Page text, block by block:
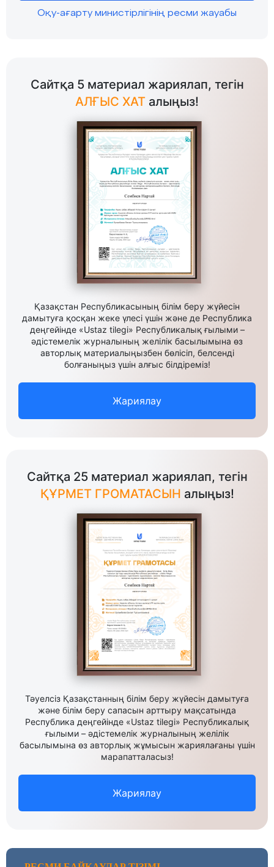
Оқу-ағарту министірлігінің ресми жауабы
Сайтқа 5 материал жариялап, тегін
АЛҒЫС ХАТ алыңыз!
Қазақстан Республикасының білім беру жүйесін
дамытуға қосқан жеке үлесі үшін және де Республика
деңгейінде «Ustaz tilegi» Республикалық ғылыми –
әдістемелік журналының желілік басылымына өз
авторлық материалыңызбен бөлісіп, белсенді
болғаныңыз үшін алғыс білдіреміз!
Жариялау
Сайтқа 25 материал жариялап, тегін
ҚҰРМЕТ ГРОМАТАСЫН алыңыз!
Тәуелсіз Қазақстанның білім беру жүйесін дамытуға
және білім беру сапасын арттыру мақсатында
Республика деңгейінде «Ustaz tilegi» Республикалық
ғылыми – әдістемелік журналының желілік
басылымына өз авторлық жұмысын жариялағаны үшін
марапатталасыз!
Жариялау